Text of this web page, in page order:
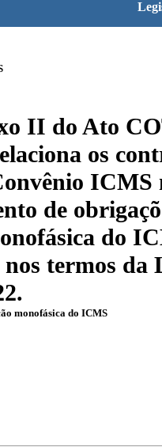
II do Ato
os
ICMS
de
do
termos da
monofásica do ICMS